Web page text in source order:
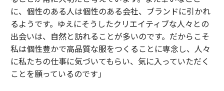
に、個性のある人は個性のある会社、ブランドに引かれ
るようです。ゆえにそうしたクリエイティブな人々との
出会いは、自然と訪れることが多いのです。だからこそ
私は個性豊かで高品質な服をつくることに専念し、人々
に私たちの仕事に気づいてもらい、気に入っていただく
ことを願っているのです」